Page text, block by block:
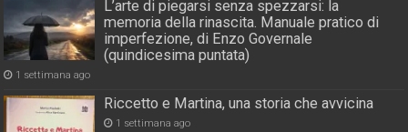
L’arte di piegarsi senza spezzarsi: la
memoria della rinascita. Manuale pratico di
imperfezione, di Enzo Governale
(quindicesima puntata)
1 settimana ago
Riccetto e Martina, una storia che avvicina
1 settimana ago